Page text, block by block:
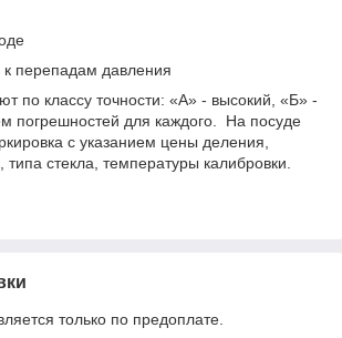
к перепадам давления
по классу точности: «А» - высокий, «Б» -
погрешностей для каждого. На посуде
с указанием цены деления,
стекла, температуры калибровки.
только по предоплате.